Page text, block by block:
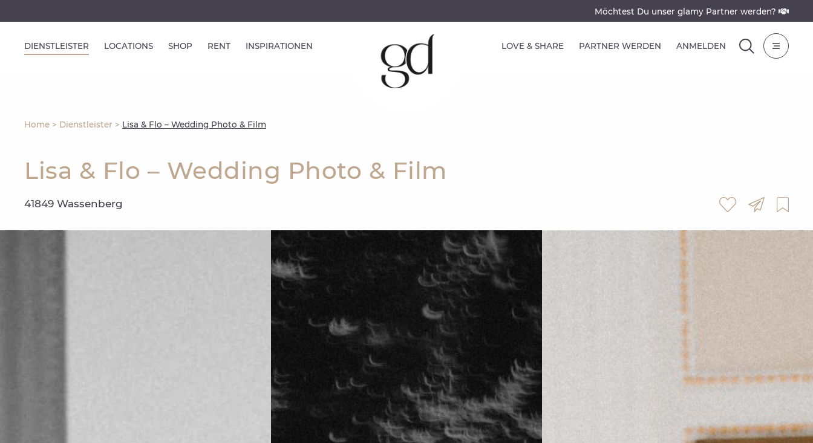
Möchtest Du unser glamy Partner werden?
DIENSTLEISTER LOCATIONS SHOP RENT INSPIRATIONEN LOVE & SHARE PARTNER WERDEN ANMELDEN
Home > Dienstleister > Lisa & Flo – Wedding Photo & Film
Lisa & Flo – Wedding Photo & Film
41849 Wassenberg